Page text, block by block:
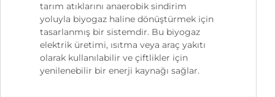
tarım atıklarını anaerobik sindirim
yoluyla biyogaz haline dönüştürmek için
tasarlanmış bir sistemdir. Bu biyogaz
elektrik üretimi, ısıtma veya araç yakıtı
olarak kullanılabilir ve çiftlikler için
yenilenebilir bir enerji kaynağı sağlar.